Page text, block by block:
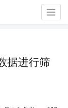
据进行筛